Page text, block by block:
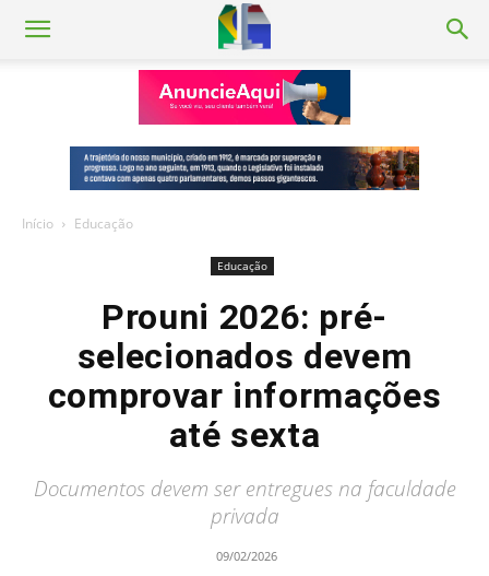
Início Educação
Educação
Prouni 2026: pré-
selecionados devem
comprovar informações
até sexta
Documentos devem ser entregues na faculdade
privada
09/02/2026